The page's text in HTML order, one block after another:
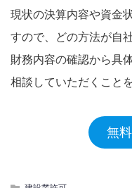
現状の決算内容や資金
すので、どの方法が自
財務内容の確認から具
相談していただくこと
無